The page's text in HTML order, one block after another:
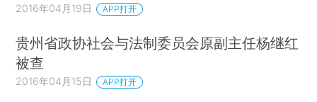
2016年04月19日 APP打开
贵州省政协社会与法制委员会原副主任杨继红
被查
2016年04月15日 APP打开